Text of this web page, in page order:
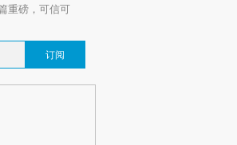
重磅，可信可
订阅